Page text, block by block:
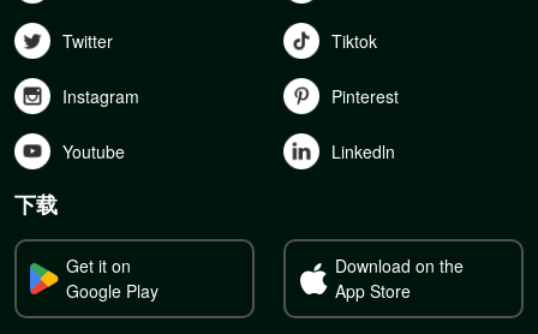
Twitter Tiktok
Instagram Pinterest
Youtube Linkedln
下载
Get it on
Google Play
Download on the
App Store